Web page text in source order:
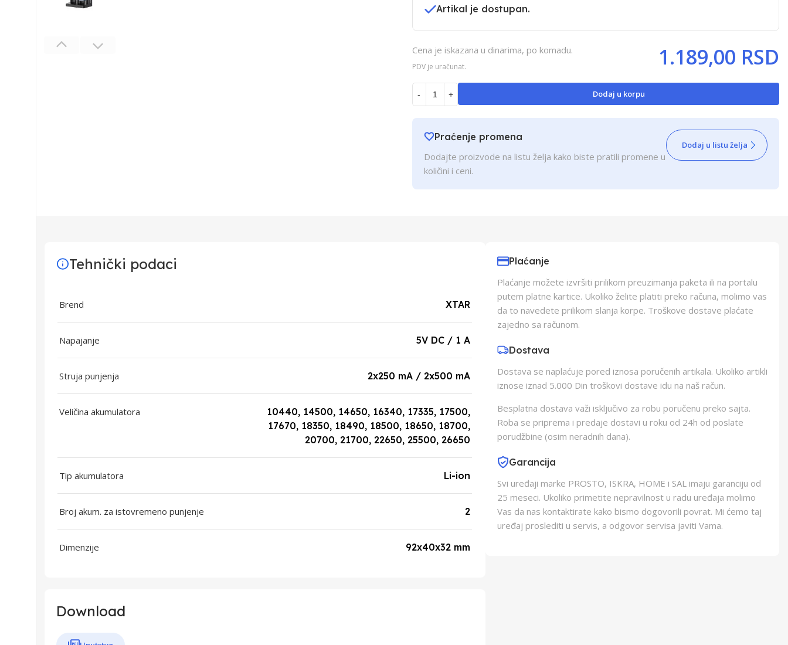
Artikal je dostupan.
Cena je iskazana u dinarima, po komadu.
PDV je uračunat. 1.189,00 RSD
- + Dodaj u korpu
Praćenje promena
Dodajte proizvode na listu želja kako biste pratili promene u
količini i ceni.
Dodaj u listu želja
Tehnički podaci
Brend XTAR
Napajanje 5V DC / 1 A
Struja punjenja 2x250 mA / 2x500 mA
Veličina akumulatora
10440, 14500, 14650, 16340, 17335, 17500,
17670, 18350, 18490, 18500, 18650, 18700,
20700, 21700, 22650, 25500, 26650
Tip akumulatora Li-ion
Broj akum. za istovremeno punjenje 2
Dimenzije 92x40x32 mm
Download
Plaćanje
Plaćanje možete izvršiti prilikom preuzimanja paketa ili na portalu
putem platne kartice. Ukoliko želite platiti preko računa, molimo vas
da to navedete prilikom slanja korpe. Troškove dostave plaćate
zajedno sa računom.
Dostava
Dostava se naplaćuje pored iznosa poručenih artikala. Ukoliko artikli
iznose iznad 5.000 Din troškovi dostave idu na naš račun.
Besplatna dostava važi isključivo za robu poručenu preko sajta.
Roba se priprema i predaje dostavi u roku od 24h od poslate
porudžbine (osim neradnih dana).
Garancija
Svi uređaji marke PROSTO, ISKRA, HOME i SAL imaju garanciju od
25 meseci. Ukoliko primetite nepravilnost u radu uređaja molimo
Vas da nas kontaktirate kako bismo dogovorili povrat. Mi ćemo taj
uređaj proslediti u servis, a odgovor servisa javiti Vama.